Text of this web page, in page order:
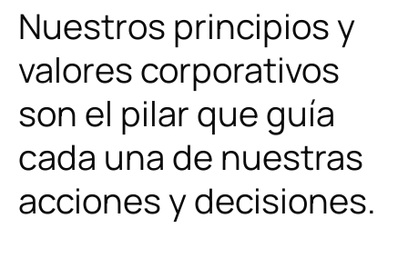
Política de Calidad
Instalaciones y equipamiento
Contacto
Nuestros principios y
valores corporativos
son el pilar que guía
cada una de nuestras
acciones y decisiones.